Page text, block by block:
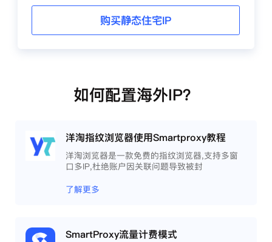
购买静态住宅IP
如何配置海外IP？
洋淘指纹浏览器使用Smartproxy教程
洋淘浏览器是一款免费的指纹浏览器,支持多窗
口多IP,杜绝账户因关联问题导致被封
了解更多
SmartProxy流量计费模式